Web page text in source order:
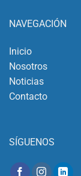
NAVEGACIÓN
Inicio
Nosotros
Noticias
Contacto
SÍGUENOS